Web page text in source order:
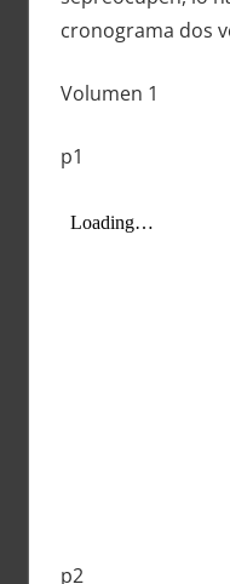
cronograma dos
Volumen 1
p1
p2